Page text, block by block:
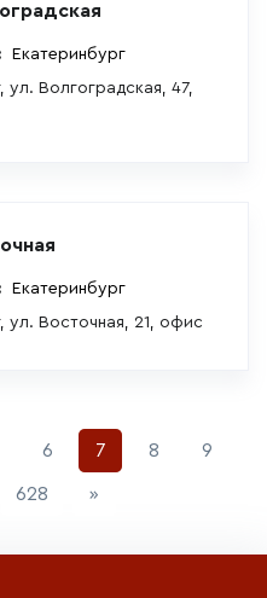
Екатеринбург
ул. Волгоградская, 47,
Екатеринбург
ул. Восточная, 21, офис
6 7 8 9
628 »